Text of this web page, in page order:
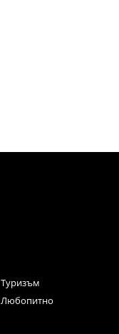
Туризъм
Любопитно